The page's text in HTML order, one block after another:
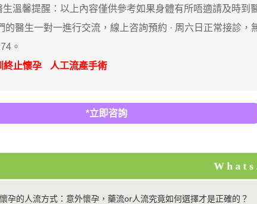
馨提醒：以上內容僅供參考如果身體有所唔適請及時到
的醫生一對一進行交流，線上咨詢預約 · ‎周六日正常接診
。
終止懷孕 人工流產手術
*立即咨詢
孕的人流方式：意外懷孕，藥流or人流究竟如何選擇才是正確的？